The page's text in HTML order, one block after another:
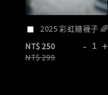
2025 彩虹糖襪子 🌈
NT$ 250
NT$ 299
- +